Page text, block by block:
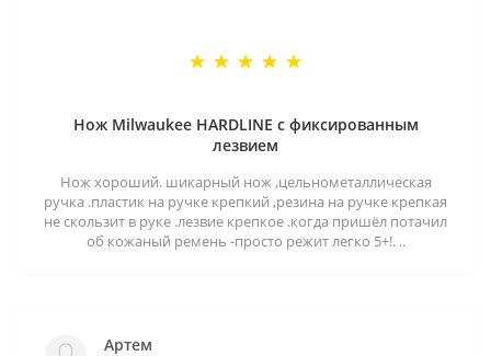
Нож Milwaukee HARDLINE с фиксированным
лезвием
Нож хороший. шикарный нож ,цельнометаллическая
ручка .пластик на ручке крепкий ,резина на ручке крепкая
не скользит в руке .лезвие крепкое .когда пришёл потачил
об кожаный ремень -просто режит легко 5+!. ..
Артем